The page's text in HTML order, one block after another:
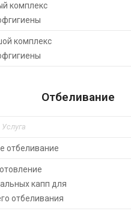
комплекс
комплекс
Отбеливание
Услуга
отбеливание
капп для
отбеливания